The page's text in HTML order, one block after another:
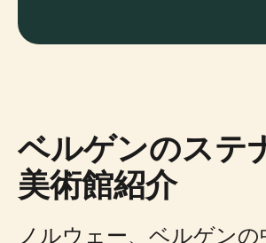
ベルゲンのステ
美術館紹介
ノルウェー、ベルゲンの